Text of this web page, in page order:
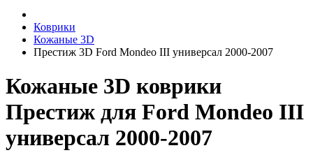
Коврики
Кожаные 3D
Престиж 3D Ford Mondeo III универсал 2000-2007
Кожаные 3D коврики
Престиж для Ford Mondeo III
универсал 2000-2007